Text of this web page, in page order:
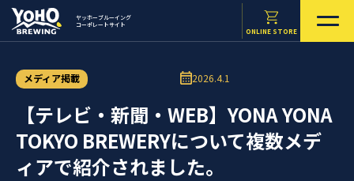
ヤッホーブルーイング
コーポレートサイト
ONLINE STORE
メディア掲載 2026.4.1
【テレビ・新聞・WEB】YONA YONA
TOKYO BREWERYについて複数メデ
ィアで紹介されました。